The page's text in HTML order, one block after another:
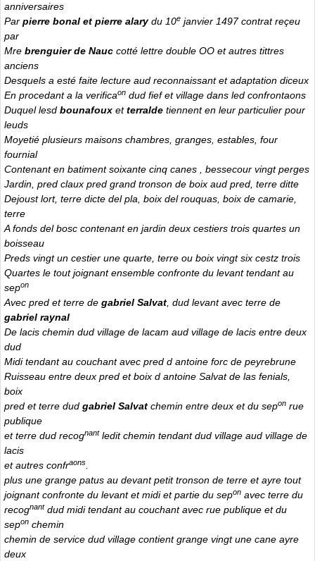
anniversaires
Par pierre bonal et pierre alarydu 10e janvier 1497 contrat reçeu
par
Mre brenguier de Nauc cotté lettre double OO et autres tittres
anciens
Desquels a esté faite lecture aud reconnaissant et adaptation diceux
En procedant a la verificaon dud fief et village dans led confrontaons
Duquel lesd bounafoux etterralde tiennent en leur particulier pour
leuds
Moyetié plusieurs maisons chambres, granges, estables, four
fournial
Contenant en batiment soixante cinq canes , bessecour vingt perges
Jardin, pred claux pred grand tronson de boix aud pred, terre ditte
Dejoust lort, terre dicte del pla, boix del rouquas, boix de camarie,
terre
A fonds del bosc contenant en jardin deux cestiers trois quartes un
boisseau
Preds vingt un cestier une quarte, terre ou boix vingt six cestz trois
Quartes le tout joignant ensemble confronte du levant tendant au
sepon
Avec pred et terre de gabriel Salvat, dud levant avec terre de
gabriel raynal
De lacis chemin dud village de lacam aud village de lacis entre deux
dud
Midi tendant au couchant avec pred d antoine forc de peyrebrune
Ruisseau entre deux pred et boix d antoine Salvat de las fenials,
boix
pred et terre dud gabriel Salvat chemin entre deux et du sepon rue
publique
et terre dud recognantledit chemin tendant dud village aud village de
lacis
et autres confraons.
plus une grange patus au devant petit tronson de terre et ayre tout
joignant confronte du levant et midi et partie du sepon avec terre du
recognantdud midi tendant au couchant avec rue publique et du
sepon chemin
chemin de service dud village contient grange vingt une cane ayre
deux